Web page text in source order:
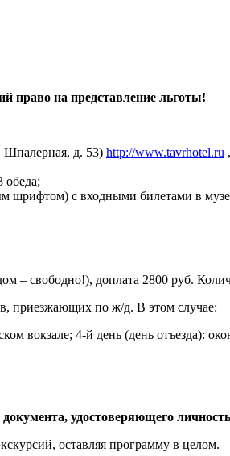
право на представление льготы!
Шпалерная, д. 53) http://www.tavrhotel.ru ,
обеда;
шрифтом) с входными билетами в
– свободно!), доплата 2800 руб.
приезжающих по ж/д. В этом случае:
вокзале; 4-й день (день отъезда):
удостоверяющего
оставляя программу в целом.